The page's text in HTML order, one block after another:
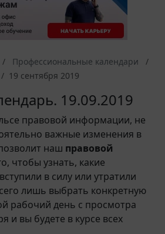
Профессиональные календари
19 сентября 2019
19.09.2019
правовой информации, не
важные изменения в
наш правовой
чтобы узнать, какие
в силу или утратили
лишь выбрать конкретную
рабочий день с просмотра
и вы будете в курсе всех